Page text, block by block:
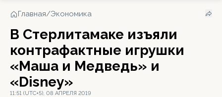
Главная/Экономика
В Стерлитамаке изъяли
контрафактные игрушки
«Маша и Медведь» и
«Disney»
11:51 (UTC+5), 08 АПРЕЛЯ 2019